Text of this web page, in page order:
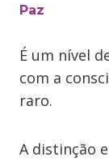
Paz
É um nível
com a
raro.
A distinção